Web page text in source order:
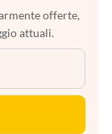
offerte,
attuali.